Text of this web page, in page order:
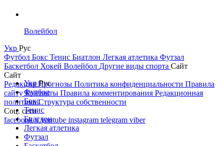
Волейбол
Укр Рус
Футбол Бокс Тенис Биатлон Легкая атлетика Футзал
Баскетбол Хокей Волейбол Другие виды спорта Сайт
Сайт
РедакцияПрогнозы Политика конфиденциальности Правила
сайтуКонтакты Правила комментирования Редакционная
политикаСтруктура собственности
Соц. сети
facebookxyoutube instagram telegram viber
УкрРус
Футбол
Бокс
Тенис
Биатлон
Легкая атлетика
Футзал